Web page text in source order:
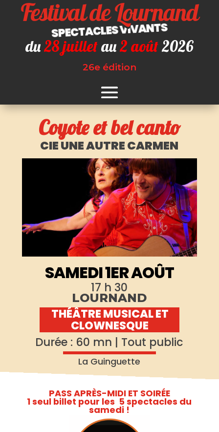
Festival de Lournand
SPECTACLES VIVANTS
du28 juilletau2 août2026
26e édition
Coyote et bel canto
CIE UNE AUTRE CARMEN
SAMEDI 1ER AOÛT
17 h 30
LOURNAND
THÉÂTRE MUSICAL ET
CLOWNESQUE
Durée : 60 mn | Tout public
La Guinguette
PASS APRÈS-MIDI ET SOIRÉE
1 seul billet pour les 5 spectacles du
samedi !